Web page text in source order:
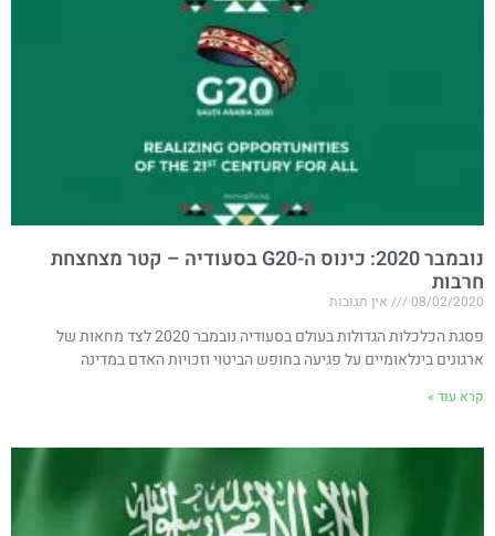
נובמבר 2020: כינוס ה-G20 בסעודיה – קטר מצחצחת
חרבות​
08/02/2020 אין תגובות
פסגת הכלכלות הגדולות בעולם בסעודיה נובמבר 2020 לצד מחאות של
ארגונים בינלאומיים על פגיעה בחופש הביטוי וזכויות האדם במדינה
קרא עוד »